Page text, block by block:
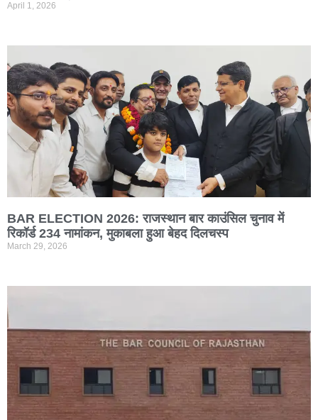
April 1, 2026
BAR ELECTION 2026: राजस्थान बार काउंसिल चुनाव में
रिकॉर्ड 234 नामांकन, मुकाबला हुआ बेहद दिलचस्प
March 29, 2026